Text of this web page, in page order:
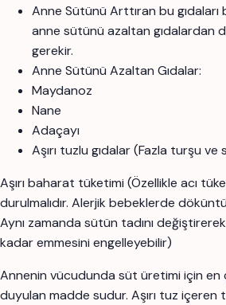
Anne Sütünü Arttıran bu
anne sütünü azaltan gıdalardan
gerekir.
Anne Sütünü Azaltan Gıdalar:
Maydanoz
Nane
Adaçayı
Aşırı tuzlu gıdalar (Fazla turşu
Aşırı baharat tüketimi (Özellikle acı
durulmalıdır. Alerjik bebeklerde
Aynı zamanda sütün tadını
kadar emmesini engelleyebilir)
Annenin vücudunda süt üretimi için
duyulan madde sudur. Aşırı tuz içeren